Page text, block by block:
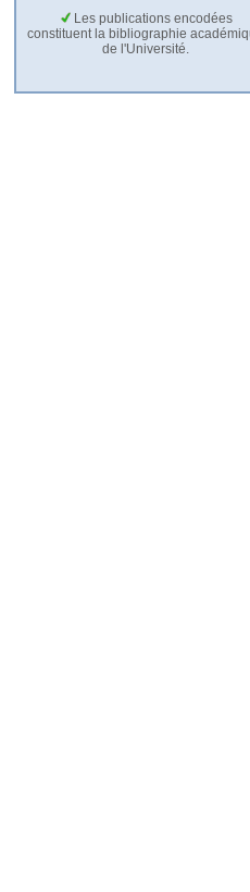
Les publications encodées
constituent la bibliographie
de l'Université.